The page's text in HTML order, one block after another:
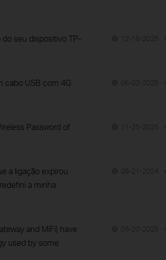
seu dispositivo TP-
12-18-2025
cabo USB com 4G
06-02-2025
Password of
11-25-2025
a ligação expirou
a minha
08-21-2024
and MiFi) have
used by some
05-20-2025